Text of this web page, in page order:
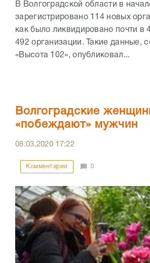
В Волгоградской области в
зарегистрировано 114 новых
как было ликвидировано почти в
492 организации. Такие данные,
«Высота 102», опубликовал...
Волгоградские
«побеждают» мужчин
08.03.2020 17:22
Комментарии 0